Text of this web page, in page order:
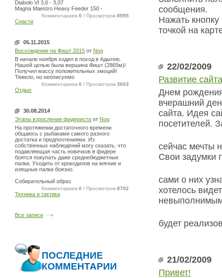
Diabolo VI 3,6 - 3,07
Magna Maestro Heavy Feeder 150 -
Комментариев 0 / Просмотров 8995
Снасти
05.11.2015
Восхождение на Фишт 2015 от Nog
В начале ноября ходил в поход в Адыгею.
Нашей целью была вершина Фишт (2865м)/
Получил массу положительных эмоций!
Тяжело, но неописуемо
Комментариев 0 / Просмотров 3603
Отдых
30.08.2014
Этапы взросления фидериста от Nog
На протяжении достаточного времени
общаюсь с рыбаками самого разного
достатка и предпочтениями. Из
собственных наблюдений могу сказать, что
подавляющая часть новичков в фидере
боятся покупать даже среднебюджетные
палки. Уходить от крокодилов на мягкие и
изящные палки боязно.
Собирательный образ
Комментариев 0 / Просмотров 8702
Техника и тактика
Все записи
ПОСЛЕДНИЕ
КОММЕНТАРИИ
сообщения.
Нажать
точкой на
22/02/2009
Развитие сайта
Днем
вчерашний
сайта. Идея
посетителей.
сейчас мечты
Свои задумки
сами о них
хотелось
будет
21/02/2009
Привет!